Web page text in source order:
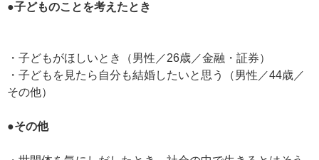
●子どものことを考えたとき
・子どもがほしいとき（男性／26歳／金融・証券）
・子どもを見たら自分も結婚したいと思う（男性／44歳／
その他）
●その他